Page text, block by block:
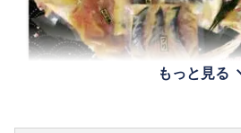
もっと見る